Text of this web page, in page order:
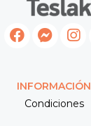
INFORMACIÓN
Condiciones